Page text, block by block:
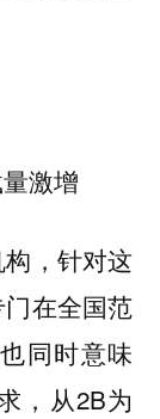
激增
，针对这
在全国范
同时意味
，从2B为